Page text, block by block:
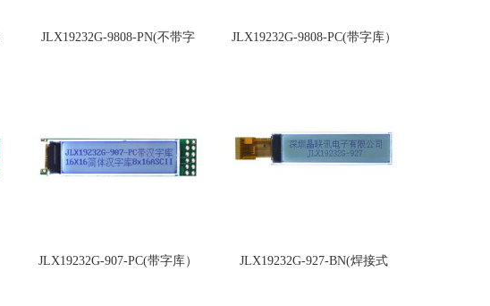
JLX19232G-9808-PN(不带字 JLX19232G-9808-PC(带字库）
JLX19232G-907-PC(带字库） JLX19232G-927-BN(焊接式